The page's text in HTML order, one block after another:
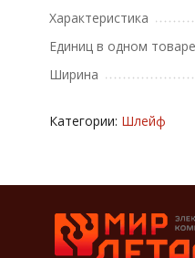
Характеристика
Единиц в одном товаре
Ширина
Категории: Шлейф